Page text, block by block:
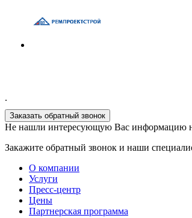
.
Заказать обратный звонок
Не нашли интересующую Вас информацию
Закажите обратный звонок и наши
О компании
Услуги
Пресс-центр
Цены
Партнерская программа